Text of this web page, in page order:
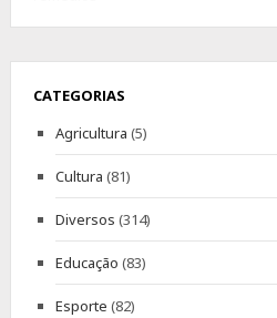
CATEGORIAS
Agricultura (5)
Cultura (81)
Diversos (314)
Educação (83)
Esporte (82)